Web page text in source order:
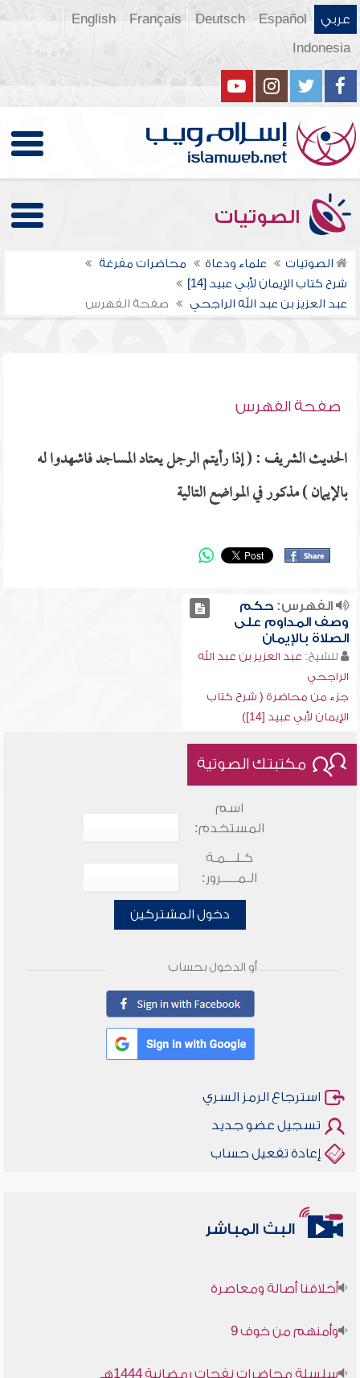
عربي Español
Deutsch
Français
English
Indonesia
الصوتيات
الصوتيات علماء ودعاة
محاضرات مفرغة
شرح كتاب الإيمان لأبي عبيد [14]
عبد العزيز بن عبد الله الراجحي
صفحة الفهرس
صفحة الفهرس
الحديث الشريف : ( إذا رأيتم الرجل يعتاد المساجد فاشهدوا له
بالإيمان ) مذكور في المواضع التالية
الفهرس:حكم
وصف المداوم على
الصلاة بالإيمان
للشيخ: عبد العزيز بن عبد الله
الراجحي
جزء من محاضرة ( شرح كتاب
الإيمان لأبي عبيد [14])
مكتبتك الصوتية
اسم
المستخدم:
كـلـــمـة
الـمـــــرور:
دخول المشتركين
أو الدخول بحساب
استرجاع الرمز السري
تسجيل عضو جديد
إعادة تفعيل حساب
البث المباشر
أخلاقنا أصالة ومعاصرة
وأمنهم من خوف 9
سلسلة محاضرات نفحات رمضانية 1444هـ